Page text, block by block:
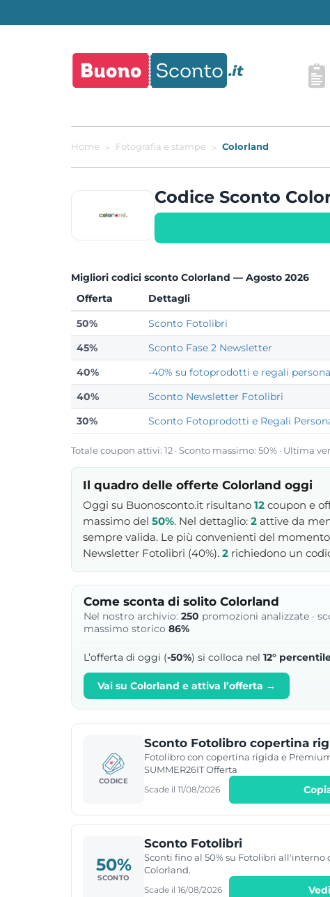
Home Fotografia e stampe Colorland
Codice Sconto
Migliori codici sconto Colorland — Agosto 2026
Offerta
Dettagli
50%
Sconto Fotolibri
45%
Sconto Fase 2 Newsletter
40%
-40% su fotoprodotti e regali
40%
Sconto Newsletter Fotolibri
30%
Sconto Fotoprodotti e Regali
Totale coupon attivi: 12 · Sconto massimo: 50% · Ultima
Il quadro delle offerte Colorland oggi
Oggi su Buonosconto.it risultano 12 coupon e
massimo del 50%. Nel dettaglio: 2 attive da
sempre valida. Le più convenienti del
Newsletter Fotolibri (40%). 2 richiedono un
Come sconta di solito Colorland
Nel nostro archivio: 250 promozioni analizzate ·
massimo storico 86%
L’offerta di oggi (-50%) si colloca nel 12°
Vai su Colorland e attiva l’offerta →
CODICE
Sconto Fotolibro copertina
Fotolibro con copertina rigida e
SUMMER26IT Offerta
Scade il 11/08/2026
50%
SCONTO
Sconto Fotolibri
Sconti fino al 50% su Fotolibri
Colorland.
Scade il 16/08/2026